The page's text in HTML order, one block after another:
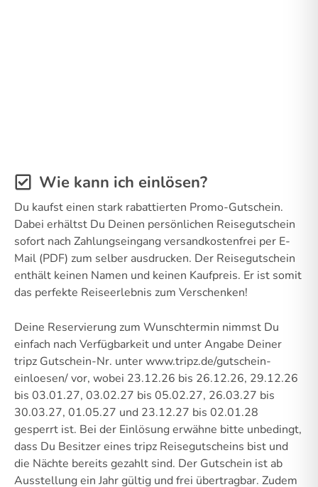
Wie kann ich einlösen?
Du kaufst einen stark rabattierten Promo-Gutschein.
Dabei erhältst Du Deinen persönlichen Reisegutschein
sofort nach Zahlungseingang versandkostenfrei per E-
Mail (PDF) zum selber ausdrucken. Der Reisegutschein
enthält keinen Namen und keinen Kaufpreis. Er ist somit
das perfekte Reiseerlebnis zum Verschenken!
Deine Reservierung zum Wunschtermin nimmst Du
einfach nach Verfügbarkeit und unter Angabe Deiner
tripz Gutschein-Nr. unter www.tripz.de/gutschein-
einloesen/ vor, wobei 23.12.26 bis 26.12.26, 29.12.26
bis 03.01.27, 03.02.27 bis 05.02.27, 26.03.27 bis
30.03.27, 01.05.27 und 23.12.27 bis 02.01.28
gesperrt ist. Bei der Einlösung erwähne bitte unbedingt,
dass Du Besitzer eines tripz Reisegutscheins bist und
die Nächte bereits gezahlt sind. Der Gutschein ist ab
Ausstellung ein Jahr gültig und frei übertragbar. Zudem